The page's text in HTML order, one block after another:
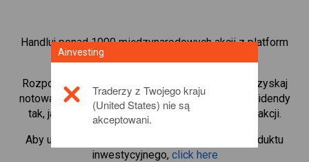
Handluj ponad 1000 międzynarodowych akcji z platform
handlową CFD od Ainvesting.
Rozpocznij handel kontraktami CFD w
. Uzyskaj
notowania w czasie rzeczywistym i otrzymuj dywidendy
tak, jak w przypadku rzeczywistego posiadania akcji.
Aby uzyskać więcej informacji na temat tego produktu
inwestycyjnego, click here
Ainvesting
Traderzy z Twojego kraju
(United States) nie są
akceptowani.